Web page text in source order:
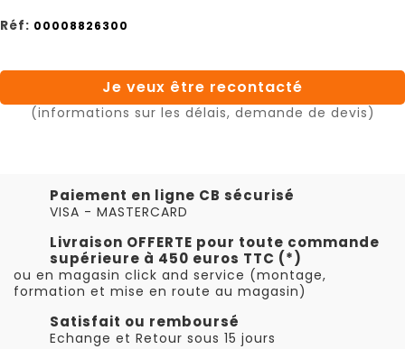
Réf: 00008826300
Je veux être recontacté
(informations sur les délais, demande de devis)
Paiement en ligne CB sécurisé
VISA - MASTERCARD
Livraison OFFERTE pour toute commande
supérieure à 450 euros TTC (*)
ou en magasin click and service (montage,
formation et mise en route au magasin)
Satisfait ou remboursé
Echange et Retour sous 15 jours